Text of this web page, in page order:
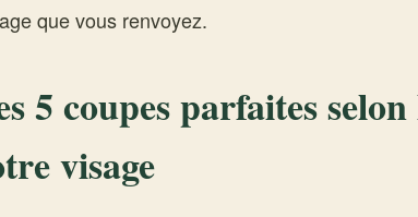
que vous renvoyez.
5 coupes parfaites
visage